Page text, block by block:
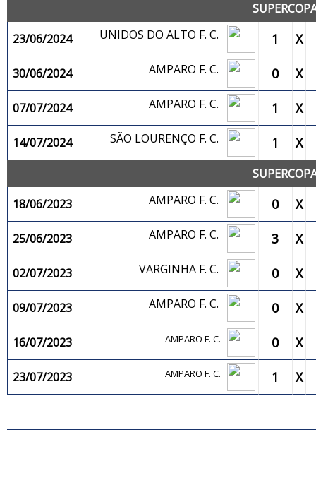
23/06/2024
UNIDOS DO ALTO F. C. 1 X
30/06/2024 AMPARO F. C. 0 X
07/07/2024 AMPARO F. C. 1 X
14/07/2024 SÃO LOURENÇO F. C. 1 X
18/06/2023
AMPARO F. C. 0 X
25/06/2023 AMPARO F. C. 3 X
02/07/2023 VARGINHA F. C. 0 X
09/07/2023 AMPARO F. C. 0 X
16/07/2023 AMPARO F. C. 0 X
23/07/2023 AMPARO F. C. 1 X